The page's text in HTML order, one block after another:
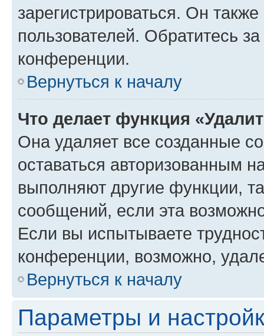
зарегистрироваться. Он
пользователей. Обратитесь
конференции.
Вернуться к началу
Что делает функция
Она удаляет все созданные
оставаться авторизованным
выполняют другие функции,
сообщений, если эта
Если вы испытываете
конференции, возможно,
Вернуться к началу
Параметры и